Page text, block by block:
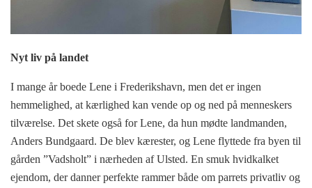
Nyt liv på landet
I mange år boede Lene i Frederikshavn, men det er ingen
hemmelighed, at kærlighed kan vende op og ned på menneskers
tilværelse. Det skete også for Lene, da hun mødte landmanden,
Anders Bundgaard. De blev kærester, og Lene flyttede fra byen til
gården ”Vadsholt” i nærheden af Ulsted. En smuk hvidkalket
ejendom, der danner perfekte rammer både om parrets privatliv og